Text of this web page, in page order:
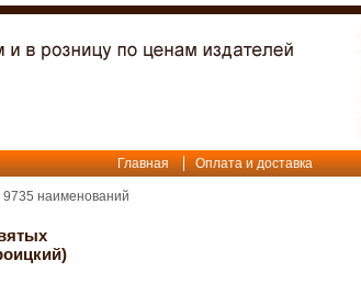
Главная Оплата и доставка
9735 наименований